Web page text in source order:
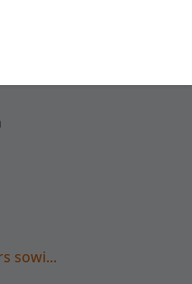
sowi...